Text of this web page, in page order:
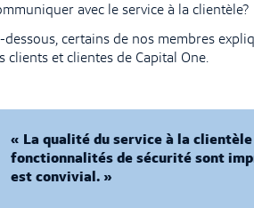
avec le service à la clientèle?
dessous, certains de nos membres
clients et clientes de Capital One.
« La qualité du service à la
fonctionnalités de sécurité sont
est convivial. »